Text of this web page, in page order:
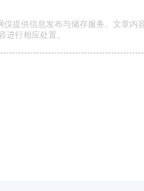
提供信息发布与储存服务。文章内
行相应处置。